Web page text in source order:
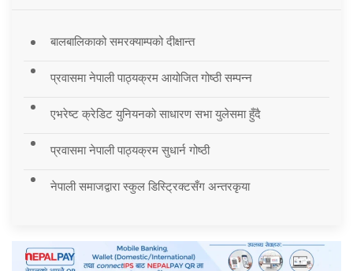
बालबालिकाको समरक्याम्पको दीक्षान्त
प्रवासमा नेपाली पाठ्यक्रम आयोजित गोष्ठी सम्पन्न
एभरेष्ट क्रेडिट युनियनको साधारण सभा युलेसमा हुँदै
प्रवासमा नेपाली पाठ्यक्रम सुधार्न गोष्ठी
नेपाली समाजद्वारा स्कुल डिस्ट्रिक्टसँग अन्तरकृया